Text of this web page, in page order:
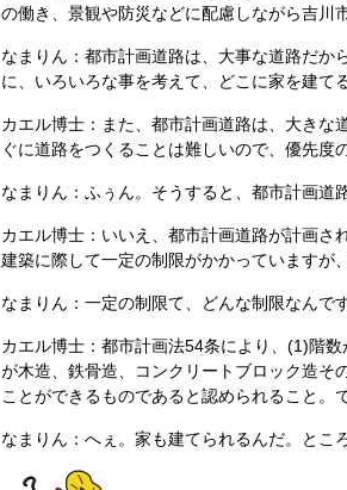
の働き、景観や防災などに配慮しながら吉川
なまりん：都市計画道路は、大事な道路だか
に、いろいろな事を考えて、どこに家を建て
カエル博士：また、都市計画道路は、大きな
ぐに道路をつくることは難しいので、優先度
なまりん：ふぅん。そうすると、都市計画道
カエル博士：いいえ、都市計画道路が計画さ
建築に際して一定の制限がかかっていますが
なまりん：一定の制限て、どんな制限なんで
カエル博士：都市計画法54条により、(1)階
が木造、鉄骨造、コンクリートブロック造そ
ことができるものであると認められること。
なまりん：へぇ。家も建てられるんだ。とこ